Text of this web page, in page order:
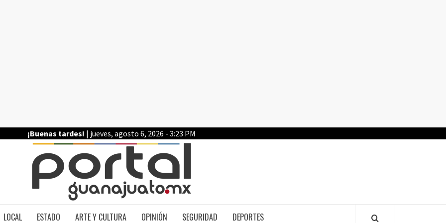
¡Buenas tardes! | jueves, agosto 6, 2026 - 3:23 PM
LOCAL ESTADO ARTE Y CULTURA OPINIÓN SEGURIDAD DEPORTES